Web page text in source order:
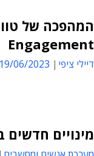
Engagement
דיילי ציפי 19/06/2023 08:53
מינויים